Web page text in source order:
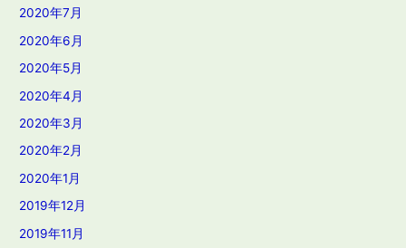
2020年7月
2020年6月
2020年5月
2020年4月
2020年3月
2020年2月
2020年1月
2019年12月
2019年11月